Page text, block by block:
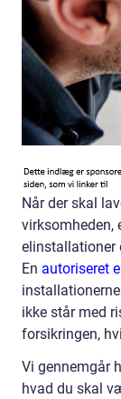
Når der skal
virksomheden,
elinstallationer
En autoriseret
ikke står med
forsikringen,
Vi gennemgår
hvad du skal